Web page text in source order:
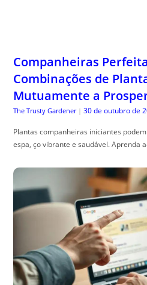
Companheiras
Combinações de
Mutuamente a
The Trusty Gardener | 30 de outubro de
Plantas companheiras iniciantes
espa, ço vibrante e saudável. Aprenda